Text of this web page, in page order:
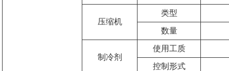
压缩机
类型
数量
制冷剂
使用工质
控制形式